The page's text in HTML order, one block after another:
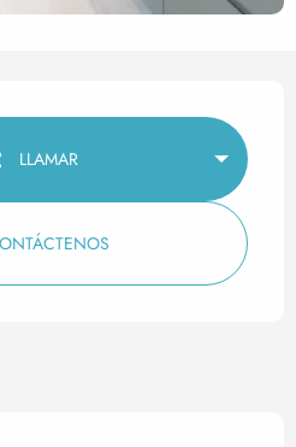
de
LLAMAR